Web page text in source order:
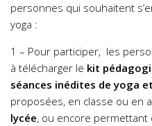
personnes qui souhaitent
yoga :
1 – Pour participer, les
à télécharger le kit
séances inédites de yoga
proposées, en classe ou en
lycée, ou encore permettant